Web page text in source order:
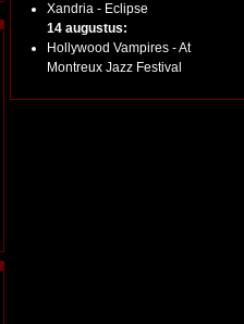
Xandria - Eclipse
14 augustus:
Hollywood Vampires - At
Montreux Jazz Festival